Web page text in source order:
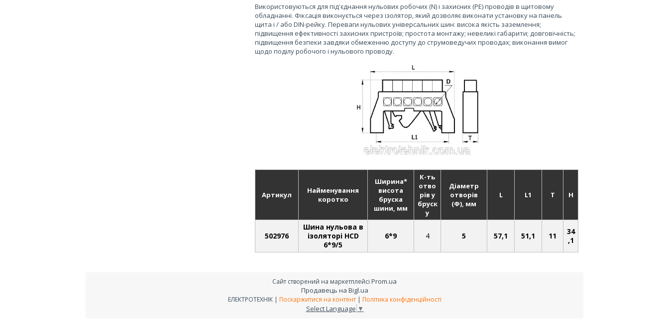
Використовуються для під'єднання нульових робочих (N) і захисних (PE) проводів в щитовому
обладнанні. Фіксація виконується через ізолятор, який дозволяє виконати установку на панель
щита і / або DIN-рейку. Переваги нульових універсальних шин: висока якість заземлення;
підвищення ефективності захисних пристроїв; простота монтажу; невеликі габарити; довговічність;
підвищення безпеки завдяки обмеженню доступу до струмоведучих проводах; виконання вимог
щодо поділу робочого і нульового проводу.
Артикул
Найменування
коротко
Ширина*
висота
бруска
шини, мм
К-ть
отво
рів у
бруск
у
Діаметр
отворів
(Ф), мм
L L1 Т H
502976
Шина нульова в
ізоляторі HCD
6*9/5
6*9 4 5 57,1 51,1 11
34
,1
Сайт створений на маркетплейсі Prom.ua
Продавець на Bigl.ua
ЕЛЕКТРОТЕХНІК | Поскаржитися на контент | Політика конфіденційності
Select Language ▼